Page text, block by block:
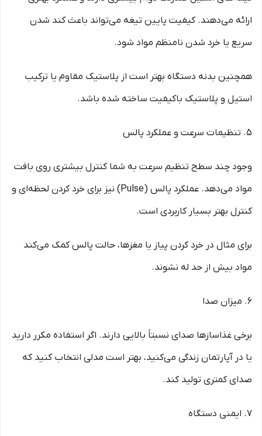
ارائه می‌دهند. کیفیت پایین تیغه می‌تواند باعث کند شدن
سریع یا خرد شدن نامنظم مواد شود.
همچنین بدنه دستگاه بهتر است از پلاستیک مقاوم یا ترکیب
استیل و پلاستیک باکیفیت ساخته شده باشد.
5. تنظیمات سرعت و عملکرد پالس
وجود چند سطح تنظیم سرعت به شما کنترل بیشتری روی بافت
مواد می‌دهد. عملکرد پالس (Pulse) نیز برای خرد کردن لحظه‌ای و
کنترل بهتر بسیار کاربردی است.
برای مثال در خرد کردن پیاز یا مغزها، حالت پالس کمک می‌کند
مواد بیش از حد له نشوند.
6. میزان صدا
برخی غذاسازها صدای نسبتاً بالایی دارند. اگر استفاده مکرر دارید
یا در آپارتمان زندگی می‌کنید، بهتر است مدلی انتخاب کنید که
صدای کمتری تولید کند.
7. ایمنی دستگاه